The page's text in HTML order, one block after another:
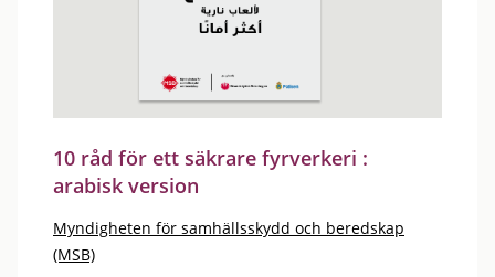
10 råd för ett säkrare fyrverkeri :
arabisk version
Myndigheten för samhällsskydd och beredskap
(MSB)